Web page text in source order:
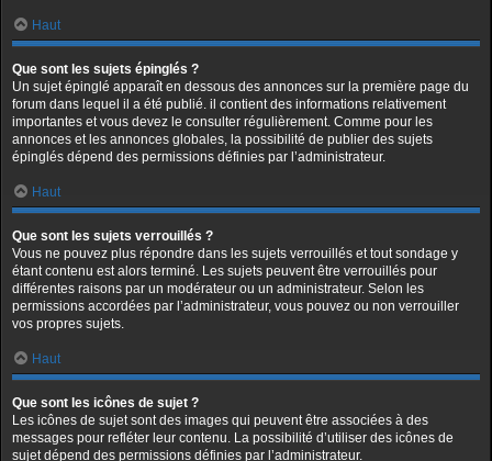
Haut
Que sont les sujets épinglés ?
Un sujet épinglé apparaît en dessous des annonces sur la première page du
forum dans lequel il a été publié. il contient des informations relativement
importantes et vous devez le consulter régulièrement. Comme pour les
annonces et les annonces globales, la possibilité de publier des sujets
épinglés dépend des permissions définies par l’administrateur.
Haut
Que sont les sujets verrouillés ?
Vous ne pouvez plus répondre dans les sujets verrouillés et tout sondage y
étant contenu est alors terminé. Les sujets peuvent être verrouillés pour
différentes raisons par un modérateur ou un administrateur. Selon les
permissions accordées par l’administrateur, vous pouvez ou non verrouiller
vos propres sujets.
Haut
Que sont les icônes de sujet ?
Les icônes de sujet sont des images qui peuvent être associées à des
messages pour refléter leur contenu. La possibilité d’utiliser des icônes de
sujet dépend des permissions définies par l’administrateur.